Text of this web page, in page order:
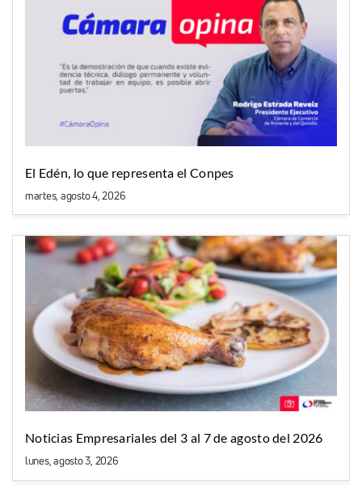
El Edén, lo que representa el Conpes
martes, agosto 4, 2026
Noticias Empresariales del 3 al 7 de agosto del 2026
lunes, agosto 3, 2026